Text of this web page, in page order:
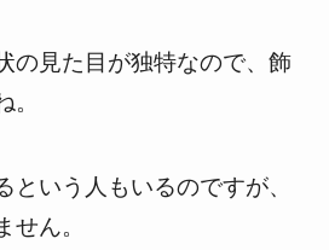
の見た目が独特なので、飾
。
という人もいるのですが、
せん。